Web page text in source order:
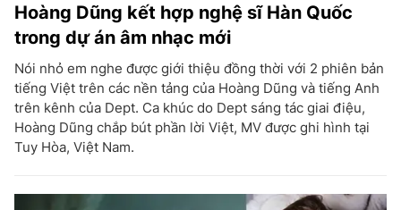
Hoàng Dũng kết hợp nghệ sĩ Hàn Quốc
trong dự án âm nhạc mới
Nói nhỏ em nghe được giới thiệu đồng thời với 2 phiên bản
tiếng Việt trên các nền tảng của Hoàng Dũng và tiếng Anh
trên kênh của Dept. Ca khúc do Dept sáng tác giai điệu,
Hoàng Dũng chắp bút phần lời Việt, MV được ghi hình tại
Tuy Hòa, Việt Nam.